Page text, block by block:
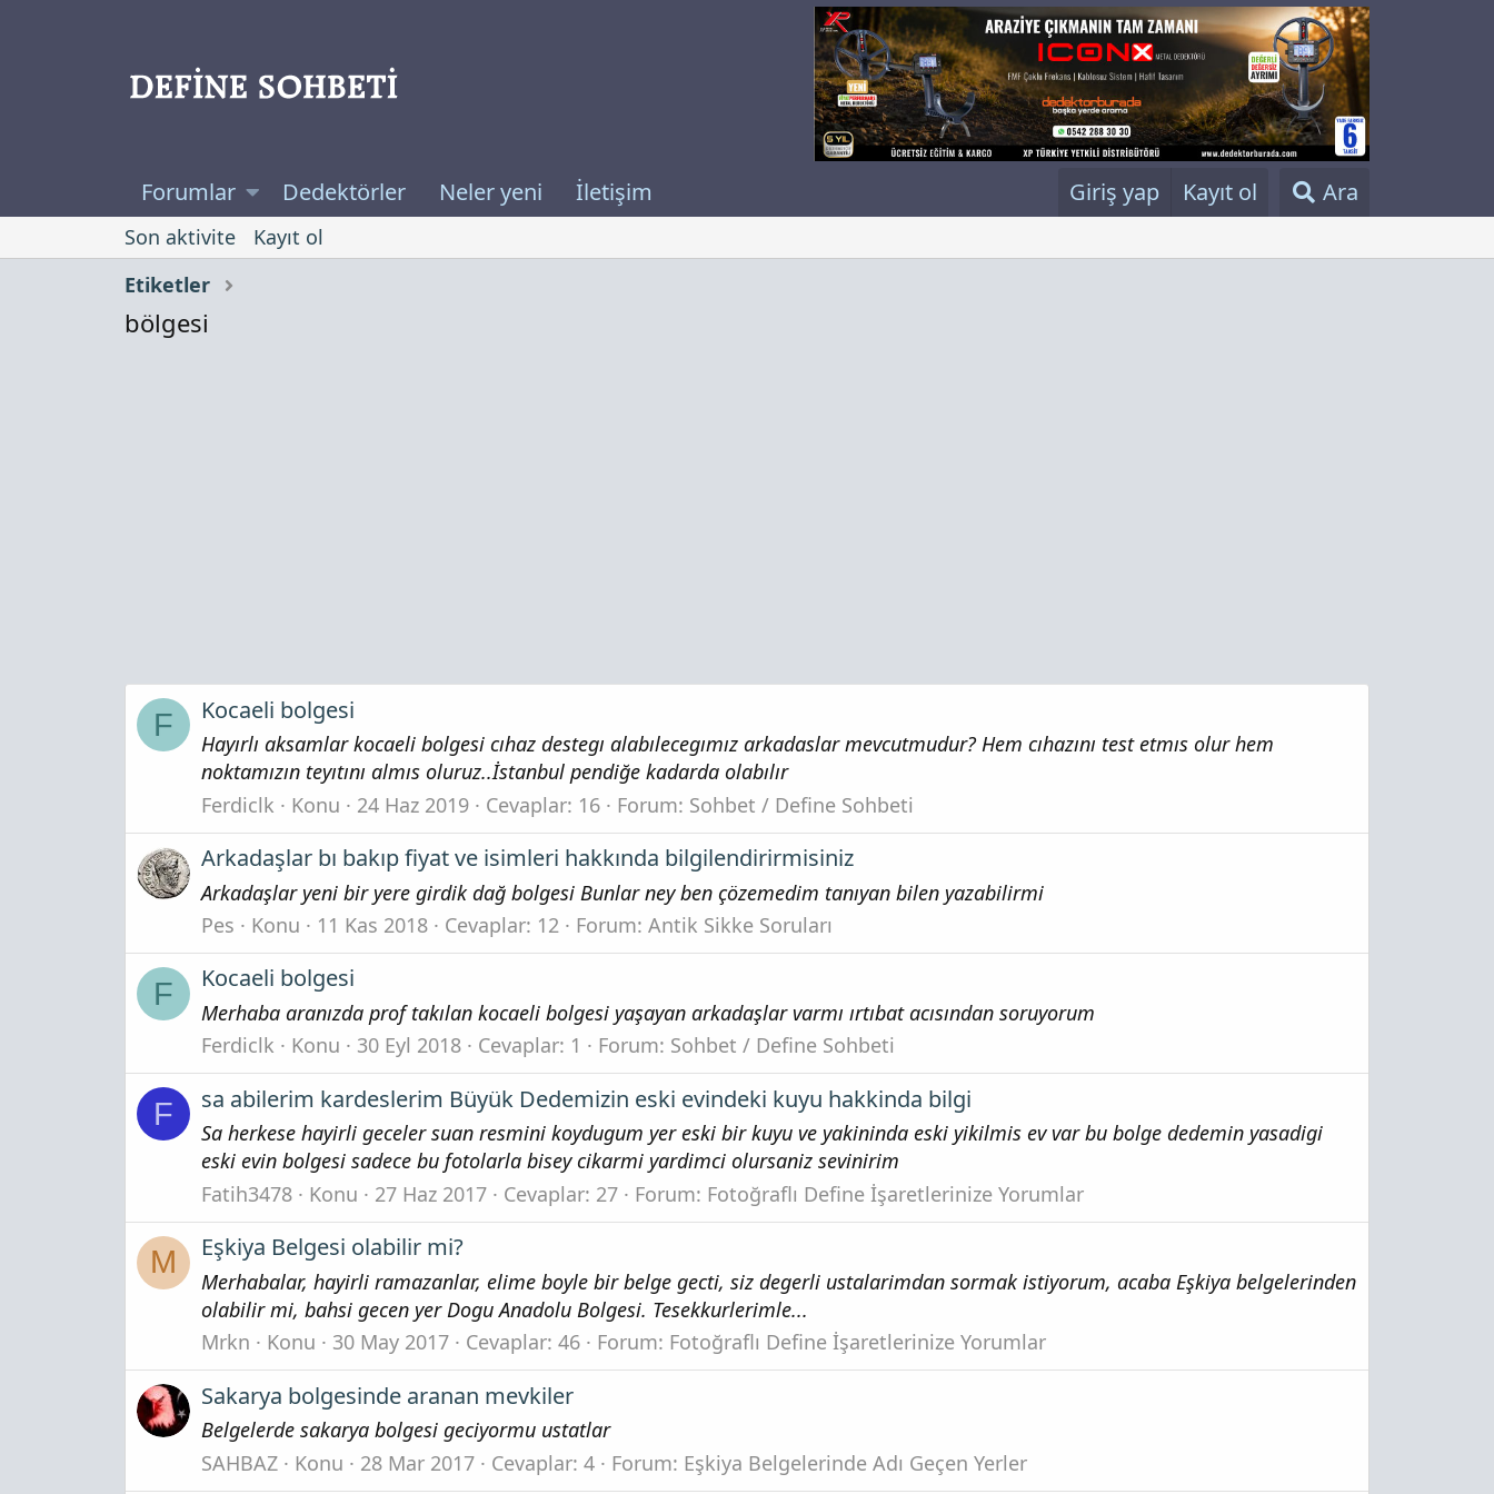
Forumlar Dedektörler Neler yeni İletişim Giriş yap Kayıt ol Ara
Son aktivite
Kayıt ol
Etiketler
bölgesi
F Kocaeli bolgesi
Hayırlı aksamlar kocaeli bolgesi cıhaz destegı alabılecegımız arkadaslar mevcutmudur? Hem cıhazını test etmıs olur hem
noktamızın teyıtını almıs oluruz..İstanbul pendiğe kadarda olabılır
Ferdiclk
Konu 24 Haz 2019 Cevaplar: 16 Forum: Sohbet / Define Sohbeti
Arkadaşlar bı bakıp fiyat ve isimleri hakkında bilgilendirirmisiniz
Arkadaşlar yeni bir yere girdik dağ bolgesi Bunlar ney ben çözemedim tanıyan bilen yazabilirmi
Pes
Konu 11 Kas 2018 Cevaplar: 12 Forum: Antik Sikke Soruları
F Kocaeli bolgesi
Merhaba aranızda prof takılan kocaeli bolgesi yaşayan arkadaşlar varmı ırtıbat acısından soruyorum
Ferdiclk
Konu 30 Eyl 2018 Cevaplar: 1 Forum: Sohbet / Define Sohbeti
F sa abilerim kardeslerim Büyük Dedemizin eski evindeki kuyu hakkinda bilgi
Sa herkese hayirli geceler suan resmini koydugum yer eski bir kuyu ve yakininda eski yikilmis ev var bu bolge dedemin yasadigi
eski evin bolgesi sadece bu fotolarla bisey cikarmi yardimci olursaniz sevinirim
Fatih3478
Konu 27 Haz 2017 Cevaplar: 27 Forum: Fotoğraflı Define İşaretlerinize Yorumlar
M Eşkiya Belgesi olabilir mi?
Merhabalar, hayirli ramazanlar, elime boyle bir belge gecti, siz degerli ustalarimdan sormak istiyorum, acaba Eşkiya belgelerinden
olabilir mi, bahsi gecen yer Dogu Anadolu Bolgesi. Tesekkurlerimle...
Mrkn
Konu 30 May 2017 Cevaplar: 46 Forum: Fotoğraflı Define İşaretlerinize Yorumlar
Sakarya bolgesinde aranan mevkiler
Belgelerde sakarya bolgesi geciyormu ustatlar
SAHBAZ
Konu 28 Mar 2017 Cevaplar: 4 Forum: Eşkiya Belgelerinde Adı Geçen Yerler